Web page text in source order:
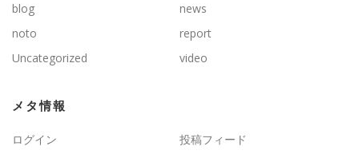
blog
news
noto
report
Uncategorized
video
メタ情報
ログイン
投稿フィード